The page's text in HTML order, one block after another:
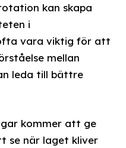
kan skapa
i
vara viktig för att
mellan
leda till bättre
kommer att ge
se när laget kliver